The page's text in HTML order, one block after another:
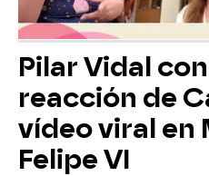
Pilar Vidal
reacción de
vídeo viral en
Felipe VI